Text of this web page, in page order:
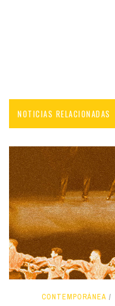
NOTICIAS RELACIONADAS
CONTEMPORÁNEA